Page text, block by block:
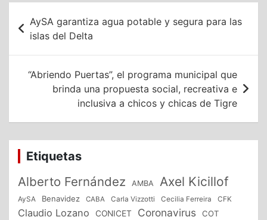
Navegación
de
entradas
AySA garantiza agua potable y segura para las
islas del Delta
“Abriendo Puertas”, el programa municipal que
brinda una propuesta social, recreativa e
inclusiva a chicos y chicas de Tigre
Etiquetas
Alberto Fernández AMBA Axel Kicillof
AySA Benavidez CABA Carla Vizzotti Cecilia Ferreira CFK
Claudio Lozano CONICET Coronavirus COT